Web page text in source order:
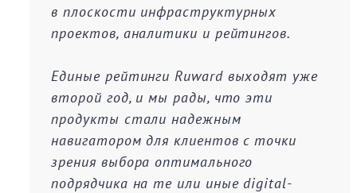
в плоскости инфраструктурных
проектов, аналитики и рейтингов.
Единые рейтинги Ruward выходят уже
второй год, и мы рады, что эти
продукты стали надежным
навигатором для клиентов с точки
зрения выбора оптимального
подрядчика на те или иные digital-